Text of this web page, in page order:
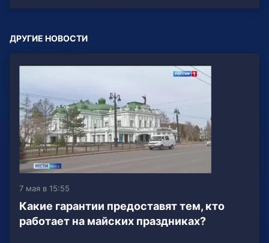
ДРУГИЕ НОВОСТИ
7 мая в 15:55
Какие гарантии предоставят тем, кто
работает на майских праздниках?